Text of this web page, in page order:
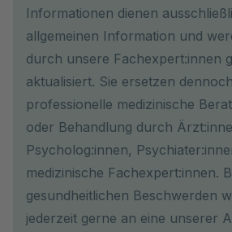
Informationen dienen
allgemeinen Information und
durch unsere Fachexpert:innen
aktualisiert. Sie ersetzen
professionelle medizinische
oder Behandlung durch
Psycholog:innen,
medizinische Fachexpert:innen.
gesundheitlichen Beschwerden
jederzeit gerne an eine unserer